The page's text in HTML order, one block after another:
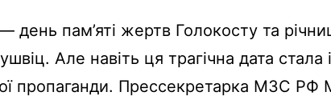
день пам’яті жертв Голокосту та
Але навіть ця трагічна дата
пропаганди. Прессекретарка МЗС РФ